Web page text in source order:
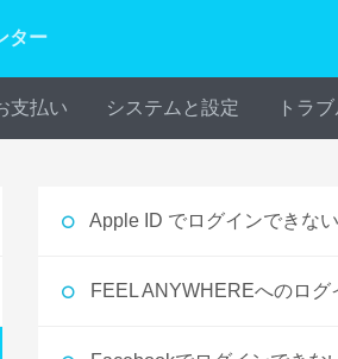
ター
支払い システムと設定 トラ
Apple ID でログインできな
FEEL ANYWHEREへのログ